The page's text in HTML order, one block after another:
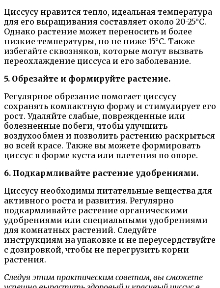
Циссусу нравится тепло, идеальная температура
для его выращивания составляет около 20-25°С.
Однако растение может переносить и более
низкие температуры, но не ниже 15°С. Также
избегайте сквозняков, которые могут вызвать
переохлаждение циссуса и его заболевание.
5. Обрезайте и формируйте растение.
Регулярное обрезание помогает циссусу
сохранять компактную форму и стимулирует его
рост. Удаляйте слабые, поврежденные или
болезненные побеги, чтобы улучшить
воздухообмен и позволить растению раскрыться
во всей красе. Также вы можете формировать
циссус в форме куста или плетения по опоре.
6. Подкармливайте растение удобрениями.
Циссусу необходимы питательные вещества для
активного роста и развития. Регулярно
подкармливайте растение органическими
удобрениями или специальными удобрениями
для комнатных растений. Следуйте
инструкциям на упаковке и не переусердствуйте
с дозировкой, чтобы не перегрузить корни
растения.
Следуя этим практическим советам, вы сможете